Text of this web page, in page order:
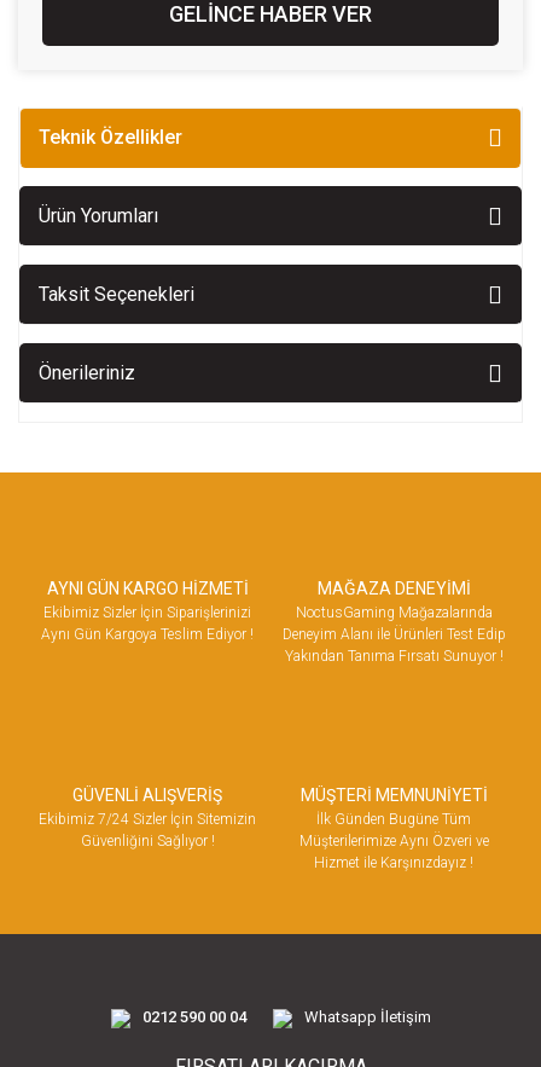
GELİNCE HABER VER
Teknik Özellikler
Ürün Yorumları
Taksit Seçenekleri
Önerileriniz
AYNI GÜN KARGO HİZMETİ
Ekibimiz Sizler İçin Siparişlerinizi
Aynı Gün Kargoya Teslim Ediyor !
MAĞAZA DENEYİMİ
NoctusGaming Mağazalarında
Deneyim Alanı ile Ürünleri Test Edip
Yakından Tanıma Fırsatı Sunuyor !
GÜVENLİ ALIŞVERİŞ
Ekibimiz 7/24 Sizler İçin Sitemizin
Güvenliğini Sağlıyor !
MÜŞTERİ MEMNUNİYETİ
İlk Günden Bugüne Tüm
Müşterilerimize Aynı Özveri ve
Hizmet ile Karşınızdayız !
0212 590 00 04 Whatsapp İletişim